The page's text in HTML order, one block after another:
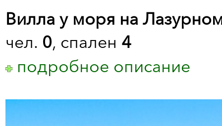
Вилла у моря на
чел. 0, спален 4
подробное описание